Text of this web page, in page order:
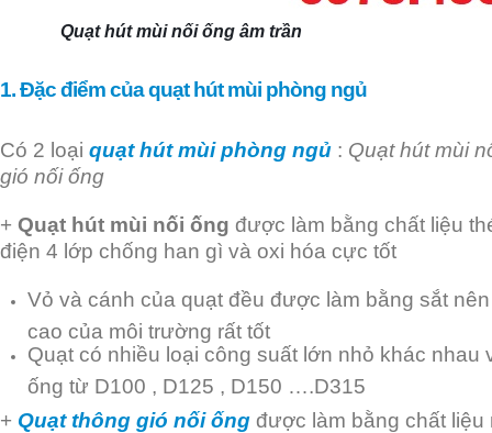
Quạt hút mùi nối ống âm trần
1. Đặc điểm của quạt hút mùi phòng ngủ
Có 2 loại quạt hút mùi phòng ngủ : Quạt hút mùi
gió nối ống
+ Quạt hút mùi nối ống được làm bằng chất liệu
điện 4 lớp chống han gì và oxi hóa cực tốt
Vỏ và cánh của quạt đều được làm bằng sắt
cao của môi trường rất tốt
Quạt có nhiều loại công suất lớn nhỏ khác nhau
ống từ D100 , D125 , D150 ….D315
+ Quạt thông gió nối ống được làm bằng chất